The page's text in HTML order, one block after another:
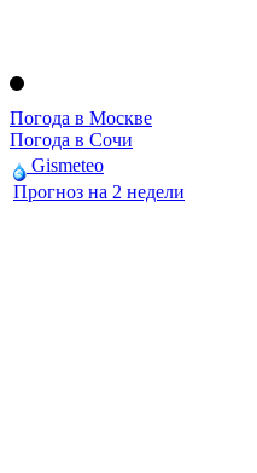
Погода в Москве
Погода в Сочи
Gismeteo
Прогноз на 2 недели